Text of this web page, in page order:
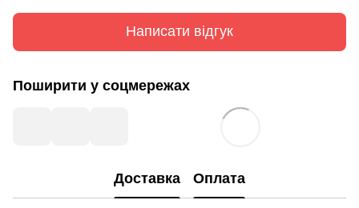
Написати відгук
Поширити у соцмережах
Доставка Оплата